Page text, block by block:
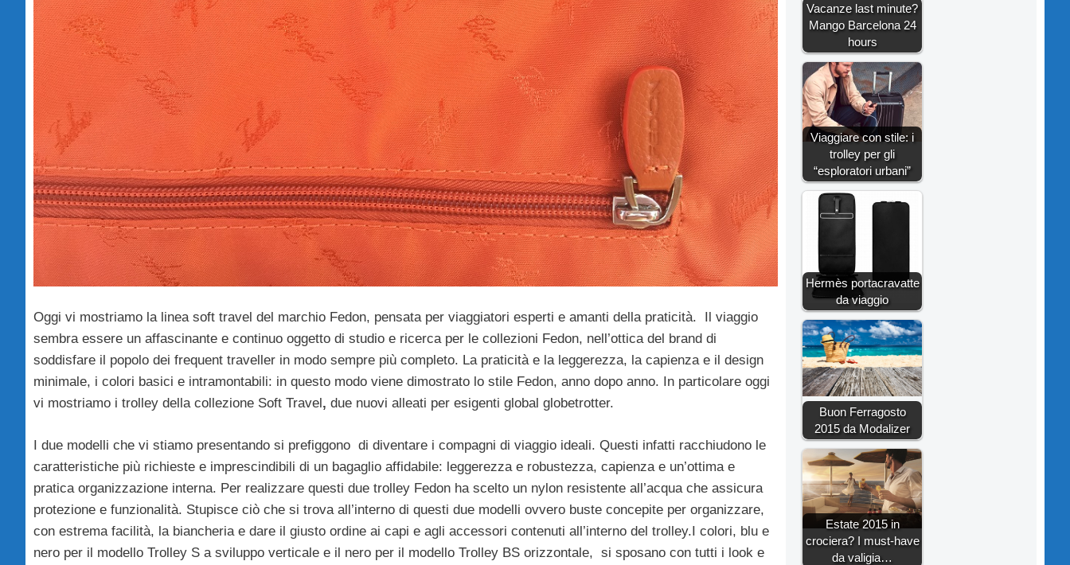
Oggi vi mostriamo la linea soft travel del marchio Fedon, pensata per viaggiatori esperti e amanti della praticità.
Il viaggio
sembra essere un affascinante e continuo oggetto di studio e ricerca per le collezioni Fedon, nell’ottica del brand di
soddisfare il popolo dei frequent traveller in modo sempre più completo. La praticità e la leggerezza, la capienza e il design
minimale, i colori basici e intramontabili: in questo modo viene dimostrato lo stile Fedon, anno dopo anno. In particolare oggi
vi mostriamo i trolley della collezione Soft Travel , due nuovi alleati per esigenti global globetrotter.
I due modelli che vi stiamo presentando si prefiggono di diventare i compagni di viaggio ideali. Questi infatti racchiudono le
caratteristiche più richieste e imprescindibili di un bagaglio affidabile: leggerezza e robustezza, capienza e un’ottima e
pratica organizzazione interna. Per realizzare questi due trolley Fedon ha scelto un nylon resistente all’acqua che assicura
protezione e funzionalità. Stupisce ciò che si trova all’interno di questi due modelli ovvero buste concepite per organizzare,
con estrema facilità, la biancheria e dare il giusto ordine ai capi e agli accessori contenuti all’interno del trolley.I colori, blu e
nero per il modello Trolley S a sviluppo verticale e il nero per il modello Trolley BS orizzontale, si sposano con tutti i look e
Vacanze last minute?
Mango Barcelona 24
hours
Viaggiare con stile: i
trolley per gli
“esploratori urbani”
Hermès portacravatte
da viaggio
Buon Ferragosto
2015 da Modalizer
Estate 2015 in
crociera? I must-have
da valigia…